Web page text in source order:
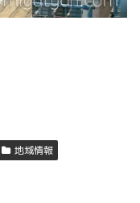
地域情報